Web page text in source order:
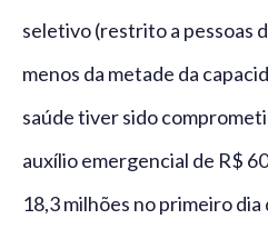
seletivo (restrito a pessoas
menos da metade da
saúde tiver sido
auxílio emergencial de R$
18,3 milhões no primeiro